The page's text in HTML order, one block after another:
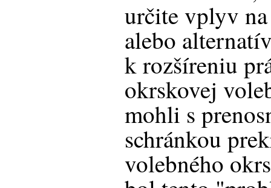
určite vplyv
alebo
k rozšíreniu
okrskovej
mohli s
schránkou
volebného